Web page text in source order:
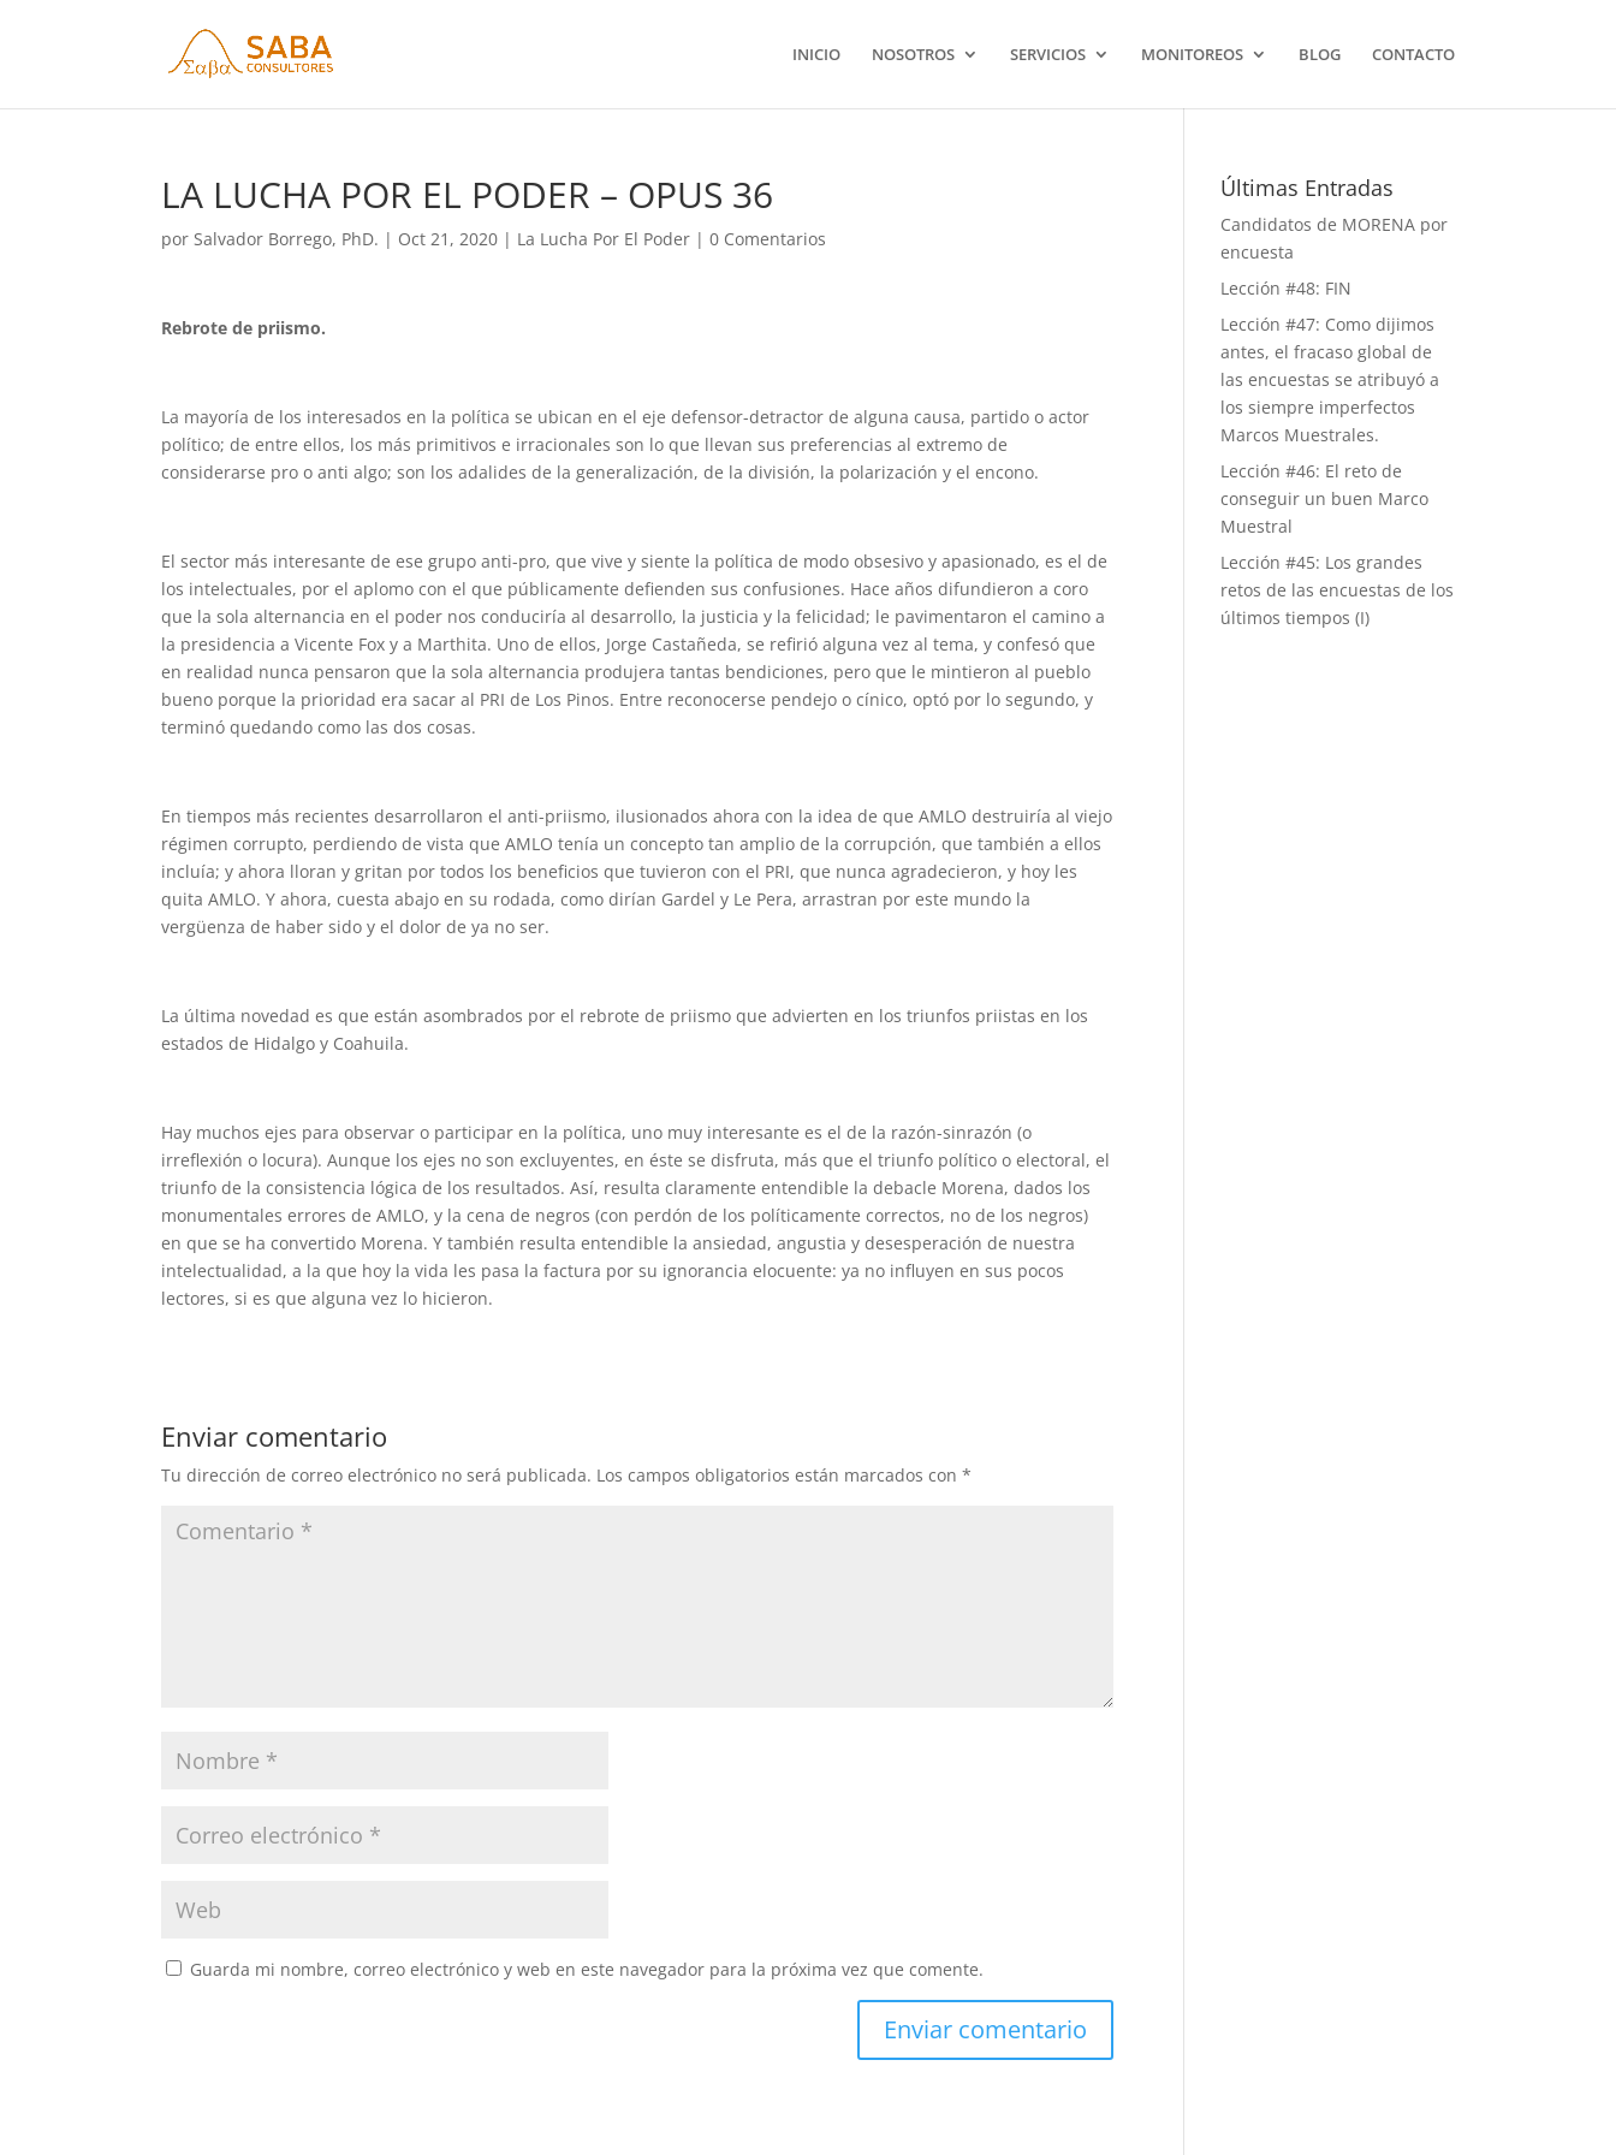
INICIO NOSOTROS SERVICIOS MONITOREOS BLOG CONTACTO
LA LUCHA POR EL PODER – OPUS 36
porSalvador Borrego, PhD. | Oct 21, 2020 | La Lucha Por El Poder |0 Comentarios
Rebrote de priismo.
La mayoría de los interesados en la política se ubican en el eje defensor-detractor de alguna causa, partido o actor
político; de entre ellos, los más primitivos e irracionales son lo que llevan sus preferencias al extremo de
considerarse pro o anti algo; son los adalides de la generalización, de la división, la polarización y el encono.
El sector más interesante de ese grupo anti-pro, que vive y siente la política de modo obsesivo y apasionado, es el de
los intelectuales, por el aplomo con el que públicamente defienden sus confusiones. Hace años difundieron a coro
que la sola alternancia en el poder nos conduciría al desarrollo, la justicia y la felicidad; le pavimentaron el camino a
la presidencia a Vicente Fox y a Marthita. Uno de ellos, Jorge Castañeda, se refirió alguna vez al tema, y confesó que
en realidad nunca pensaron que la sola alternancia produjera tantas bendiciones, pero que le mintieron al pueblo
bueno porque la prioridad era sacar al PRI de Los Pinos. Entre reconocerse pendejo o cínico, optó por lo segundo, y
terminó quedando como las dos cosas.
En tiempos más recientes desarrollaron el anti-priismo, ilusionados ahora con la idea de que AMLO destruiría al viejo
régimen corrupto, perdiendo de vista que AMLO tenía un concepto tan amplio de la corrupción, que también a ellos
incluía; y ahora lloran y gritan por todos los beneficios que tuvieron con el PRI, que nunca agradecieron, y hoy les
quita AMLO. Y ahora, cuesta abajo en su rodada, como dirían Gardel y Le Pera, arrastran por este mundo la
vergüenza de haber sido y el dolor de ya no ser.
La última novedad es que están asombrados por el rebrote de priismo que advierten en los triunfos priistas en los
estados de Hidalgo y Coahuila.
Hay muchos ejes para observar o participar en la política, uno muy interesante es el de la razón-sinrazón (o
irreflexión o locura). Aunque los ejes no son excluyentes, en éste se disfruta, más que el triunfo político o electoral, el
triunfo de la consistencia lógica de los resultados. Así, resulta claramente entendible la debacle Morena, dados los
monumentales errores de AMLO, y la cena de negros (con perdón de los políticamente correctos, no de los negros)
en que se ha convertido Morena. Y también resulta entendible la ansiedad, angustia y desesperación de nuestra
intelectualidad, a la que hoy la vida les pasa la factura por su ignorancia elocuente: ya no influyen en sus pocos
lectores, si es que alguna vez lo hicieron.
Enviar comentario
Tu dirección de correo electrónico no será publicada. Los campos obligatorios están marcados con*
Guarda mi nombre, correo electrónico y web en este navegador para la próxima vez que comente.
Últimas Entradas
Candidatos de MORENA por
encuesta
Lección #48: FIN
Lección #47: Como dijimos
antes, el fracaso global de
las encuestas se atribuyó a
los siempre imperfectos
Marcos Muestrales.
Lección #46: El reto de
conseguir un buen Marco
Muestral
Lección #45: Los grandes
retos de las encuestas de los
últimos tiempos (I)